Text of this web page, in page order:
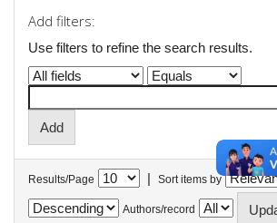
Add filters:
Use filters to refine the search results.
Results/Page | Sort items by
Authors/record